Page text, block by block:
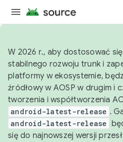
W 2026 r., aby dostosować
stabilnego rozwoju trunk i
platformy w ekosystemie,
źródłowy w AOSP w drugim i
tworzenia i współtworzenia
android-latest-release .
android-latest-release
się do najnowszej wersji